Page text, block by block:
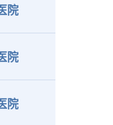
院
院
院